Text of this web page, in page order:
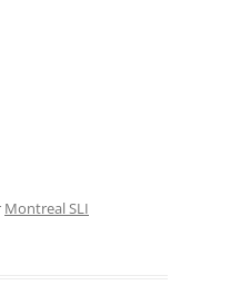
Montreal SLI